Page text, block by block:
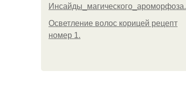
Инсайды_магического_ароморфоза.
Осветление волос корицей рецепт
номер 1.